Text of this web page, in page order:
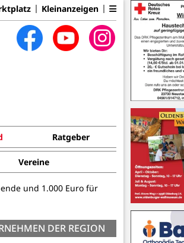
Kleinanzeigen
Ratgeber
Vereine
und 1.000 Euro für
DER REGION